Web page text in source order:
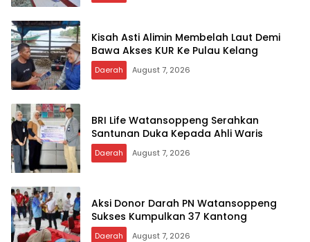
Kisah Asti Alimin Membelah Laut Demi
Bawa Akses KUR Ke Pulau Kelang
Daerah August 7, 2026
BRI Life Watansoppeng Serahkan
Santunan Duka Kepada Ahli Waris
Daerah August 7, 2026
Aksi Donor Darah PN Watansoppeng
Sukses Kumpulkan 37 Kantong
Daerah August 7, 2026